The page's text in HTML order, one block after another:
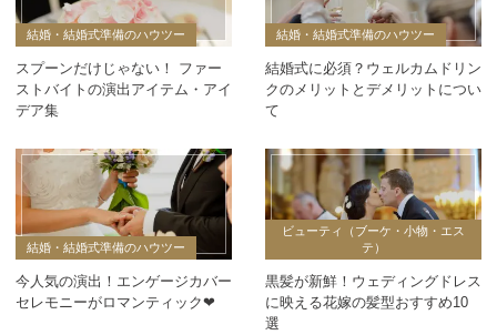
結婚・結婚式準備のハウツー
スプーンだけじゃない！ ファー
ストバイトの演出アイテム・アイ
デア集
結婚・結婚式準備のハウツー
結婚式に必須？ウェルカムドリン
クのメリットとデメリットについ
て
結婚・結婚式準備のハウツー
今人気の演出！エンゲージカバー
セレモニーがロマンティック❤
ビューティ（ブーケ・小物・エス
テ）
黒髪が新鮮！ウェディングドレス
に映える花嫁の髪型おすすめ10
選